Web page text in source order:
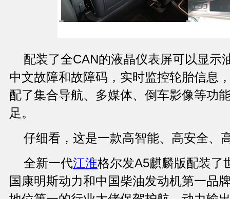
配装了全CAN的液晶仪表屏可以显示
中文故障和故障码，实时监控轮胎信息
配了集合导航、多媒体、倒车影像等功
足。
仔细看，这是一款高智能、高安全、
全新一代江淮格尔发A5麒麟版配装了
国康明斯动力和中国柴油发动机第一品